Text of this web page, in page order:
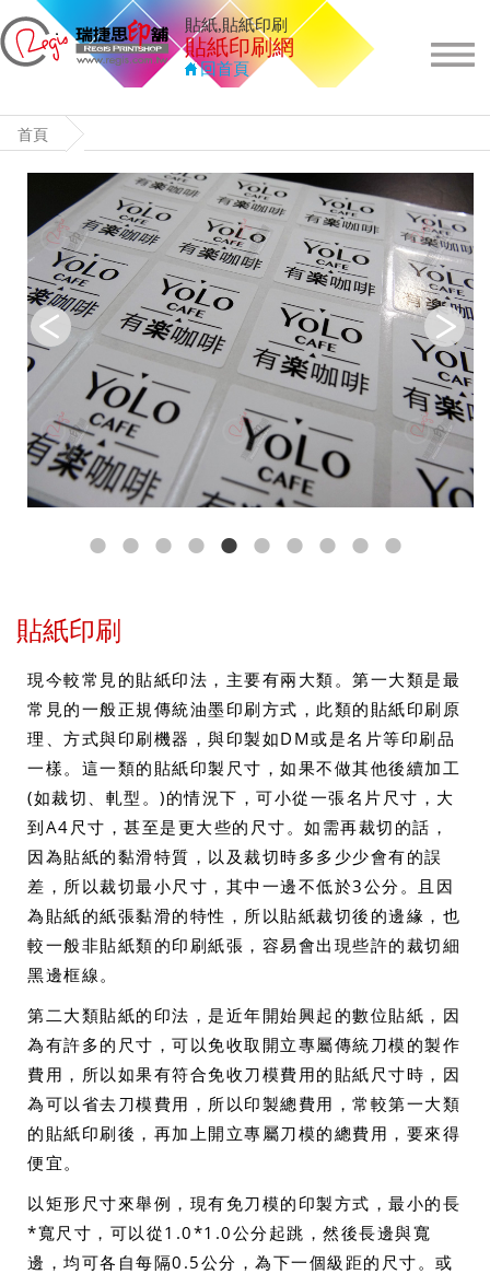
貼紙,貼紙印刷
貼紙印刷網
回首頁
首頁
貼紙印刷
現今較常見的貼紙印法，主要有兩大類。第一大類是最
常見的一般正規傳統油墨印刷方式，此類的貼紙印刷原
理、方式與印刷機器，與印製如DM或是名片等印刷品
一樣。這一類的貼紙印製尺寸，如果不做其他後續加工
(如裁切、軋型。)的情況下，可小從一張名片尺寸，大
到A4尺寸，甚至是更大些的尺寸。如需再裁切的話，
因為貼紙的黏滑特質，以及裁切時多多少少會有的誤
差，所以裁切最小尺寸，其中一邊不低於3公分。且因
為貼紙的紙張黏滑的特性，所以貼紙裁切後的邊緣，也
較一般非貼紙類的印刷紙張，容易會出現些許的裁切細
黑邊框線。
第二大類貼紙的印法，是近年開始興起的數位貼紙，因
為有許多的尺寸，可以免收取開立專屬傳統刀模的製作
費用，所以如果有符合免收刀模費用的貼紙尺寸時，因
為可以省去刀模費用，所以印製總費用，常較第一大類
的貼紙印刷後，再加上開立專屬刀模的總費用，要來得
便宜。
以矩形尺寸來舉例，現有免刀模的印製方式，最小的長
*寬尺寸，可以從1.0*1.0公分起跳，然後長邊與寬
邊，均可各自每隔0.5公分，為下一個級距的尺寸。或